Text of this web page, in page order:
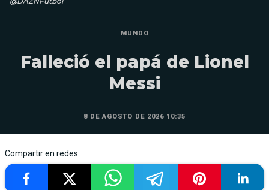
MUNDO
Falleció el papá de Lionel
Messi
8 DE AGOSTO DE 2026 10:35
Compartir en redes